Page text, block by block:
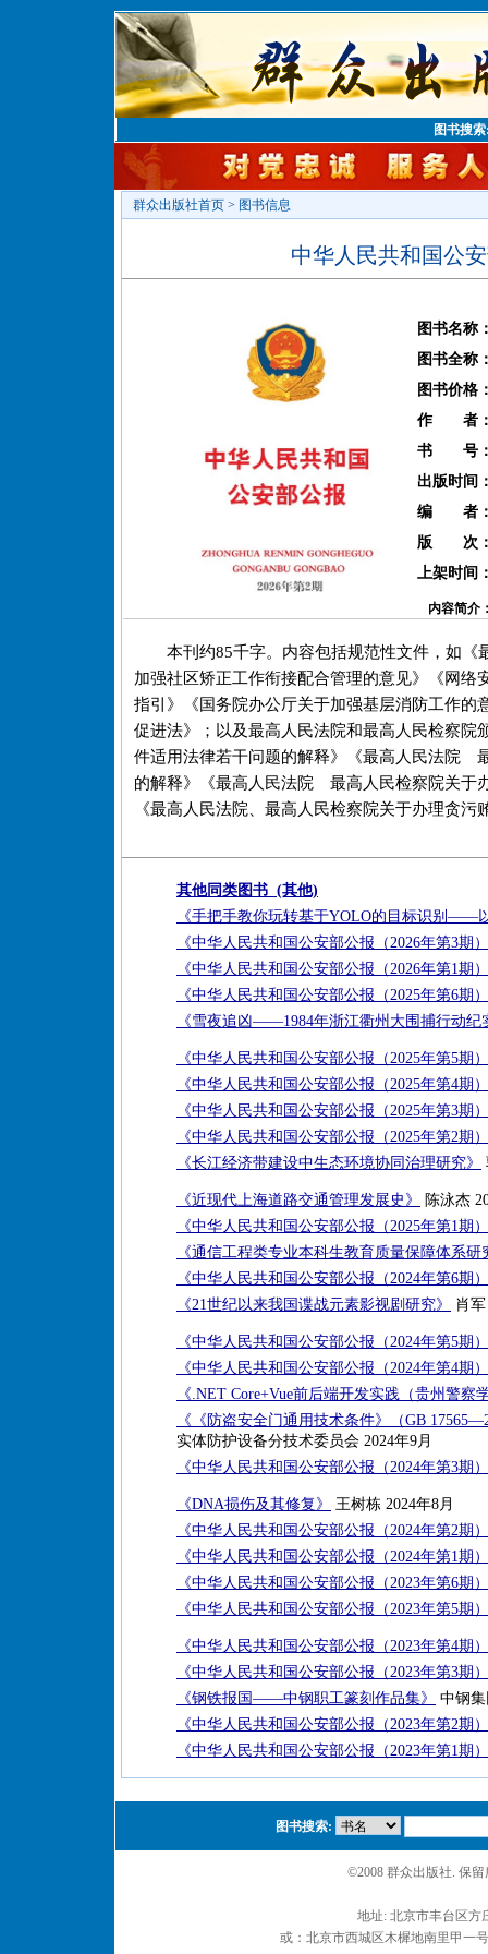
图书搜
群众出版社首页 > 图书信息
中华人民共和国公
图书名称
图书全称
图书价格
作 者
书 号
出版时间
编 者
版 次
上架时间
内容简介
本刊约85千字。内容包括规范性文件，如
加强社区矫正工作衔接配合管理的意见》《网
指引》《国务院办公厅关于加强基层消防工作
促进法》；以及最高人民法院和最高人民检察
件适用法律若干问题的解释》《最高人民法院
的解释》《最高人民法院 最高人民检察院关于
《最高人民法院、最高人民检察院关于办理贪
其他同类图书 (其他)
《手把手教你玩转基于YOLO的目标识别——
《中华人民共和国公安部公报（2026年第3期
《中华人民共和国公安部公报（2026年第1期
《中华人民共和国公安部公报（2025年第6期
《雪夜追凶——1984年浙江衢州大围捕行动纪
《中华人民共和国公安部公报（2025年第5期
《中华人民共和国公安部公报（2025年第4期
《中华人民共和国公安部公报（2025年第3期
《中华人民共和国公安部公报（2025年第2期
《长江经济带建设中生态环境协同治理研究》
《近现代上海道路交通管理发展史》
陈泳杰
《中华人民共和国公安部公报（2025年第1期
《通信工程类专业本科生教育质量保障体系
《中华人民共和国公安部公报（2024年第6期
《21世纪以来我国谍战元素影视剧研究》
肖
《中华人民共和国公安部公报（2024年第5期
《中华人民共和国公安部公报（2024年第4期
《.NET Core+Vue前后端开发实践（贵州警
《《防盗安全门通用技术条件》（GB
实体防护设备分技术委员会 2024年9月
《中华人民共和国公安部公报（2024年第3期
《DNA损伤及其修复》
王树栋 2024年8月
《中华人民共和国公安部公报（2024年第2期
《中华人民共和国公安部公报（2024年第1期
《中华人民共和国公安部公报（2023年第6期
《中华人民共和国公安部公报（2023年第5期
《中华人民共和国公安部公报（2023年第4期
《中华人民共和国公安部公报（2023年第3期
《钢铁报国——中钢职工篆刻作品集》
中钢
《中华人民共和国公安部公报（2023年第2期
《中华人民共和国公安部公报（2023年第1期
图书搜索:
©2008 群众出版社. 保
地址: 北京市丰台区
或：北京市西城区木樨地南里甲一